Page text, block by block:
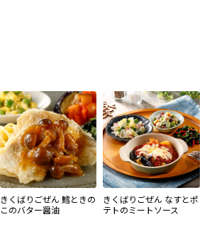
きくばりごぜん 鱈ときの
このバター醤油
きくばりごぜん なすとポ
テトのミートソース